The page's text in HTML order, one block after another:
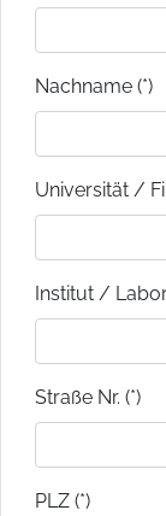
Nachname (*)
Universität /
Institut /
Straße Nr. (*)
PLZ (*)